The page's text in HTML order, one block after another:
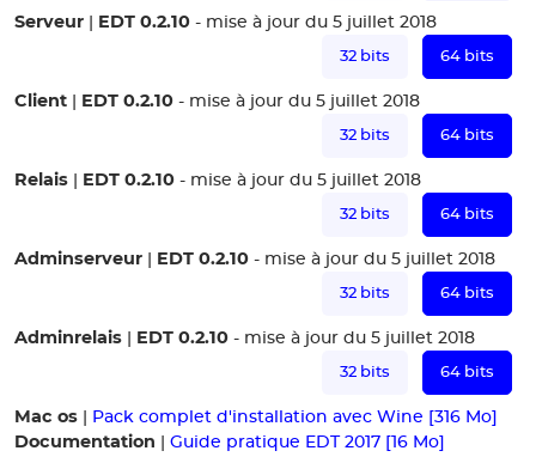
Serveur EDT 0.2.10 - mise à jour du 5 juillet 2018
32 bits 64 bits
Client EDT 0.2.10 - mise à jour du 5 juillet 2018
32 bits 64 bits
Relais EDT 0.2.10 - mise à jour du 5 juillet 2018
32 bits 64 bits
Adminserveur EDT 0.2.10 - mise à jour du 5 juillet 2018
32 bits 64 bits
Adminrelais EDT 0.2.10 - mise à jour du 5 juillet 2018
32 bits 64 bits
Mac os Pack complet d'installation avec Wine [316 Mo]
Documentation Guide pratique EDT 2017 [16 Mo]